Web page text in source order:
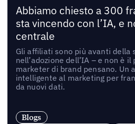
Abbiamo chiesto a 300
sta vincendo con l’IA, e
centrale
Gli affiliati sono più avanti della
nell’adozione dell’IA – e non è
marketer di brand pensano. Un
intelligente al marketing per
da nuovi dati.
Blogs